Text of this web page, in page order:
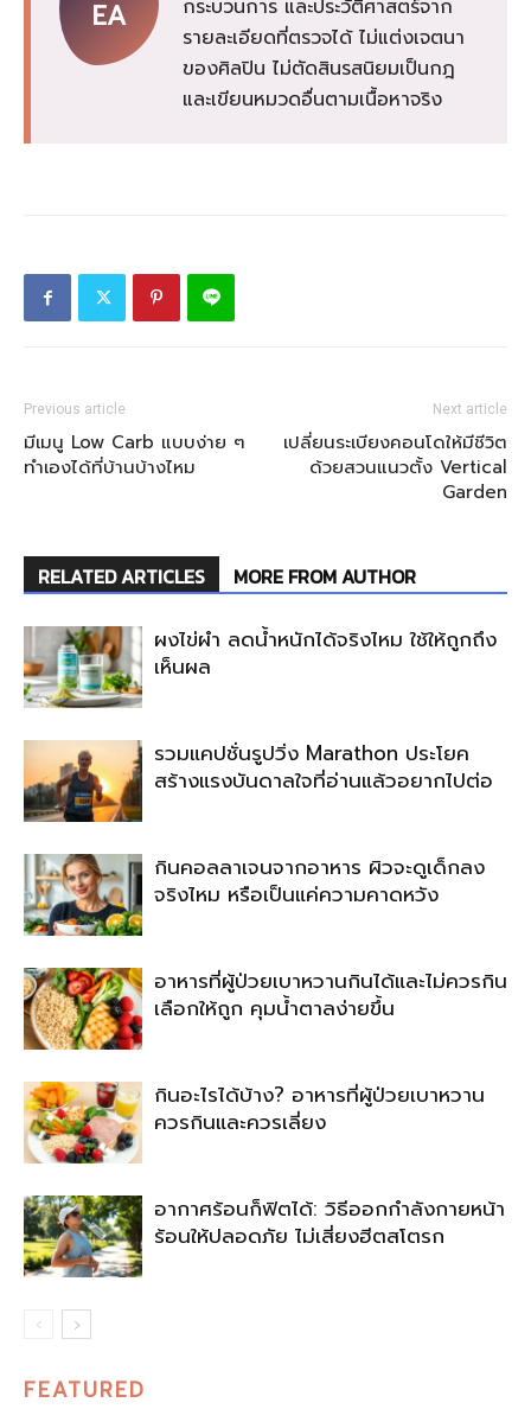
EA
กระบวนการ และประวัติศาสตร์จาก
รายละเอียดที่ตรวจได้ ไม่แต่งเจตนา
ของศิลปิน ไม่ตัดสินรสนิยมเป็นกฎ
และเขียนหมวดอื่นตามเนื้อหาจริง
Previous article
มีเมนู Low Carb แบบง่าย ๆ
ทำเองได้ที่บ้านบ้างไหม
Next article
เปลี่ยนระเบียงคอนโดให้มีชีวิต
ด้วยสวนแนวตั้ง Vertical
Garden
RELATED ARTICLES MORE FROM AUTHOR
ผงไข่ผำ ลดน้ำหนักได้จริงไหม ใช้ให้ถูกถึง
เห็นผล
รวมแคปชั่นรูปวิ่ง Marathon ประโยค
สร้างแรงบันดาลใจที่อ่านแล้วอยากไปต่อ
กินคอลลาเจนจากอาหาร ผิวจะดูเด็กลง
จริงไหม หรือเป็นแค่ความคาดหวัง
อาหารที่ผู้ป่วยเบาหวานกินได้และไม่ควรกิน
เลือกให้ถูก คุมน้ำตาลง่ายขึ้น
กินอะไรได้บ้าง? อาหารที่ผู้ป่วยเบาหวาน
ควรกินและควรเลี่ยง
อากาศร้อนก็ฟิตได้: วิธีออกกำลังกายหน้า
ร้อนให้ปลอดภัย ไม่เสี่ยงฮีตสโตรก
FEATURED